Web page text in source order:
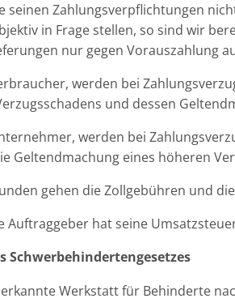
seinen Zahlungsverpflichtungen
in Frage stellen, so sind wir
nur gegen Vorauszahlung
werden bei
und dessen
werden bei
Geltendmachung eines höheren
gehen die Zollgebühren und
Auftraggeber hat seine
Schwerbehindertengesetzes
Werkstatt für Behinderte